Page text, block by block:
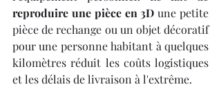
reproduire une pièce en 3D une petite
pièce de rechange ou un objet décoratif
pour une personne habitant à quelques
kilomètres réduit les coûts logistiques
et les délais de livraison à l'extrême.